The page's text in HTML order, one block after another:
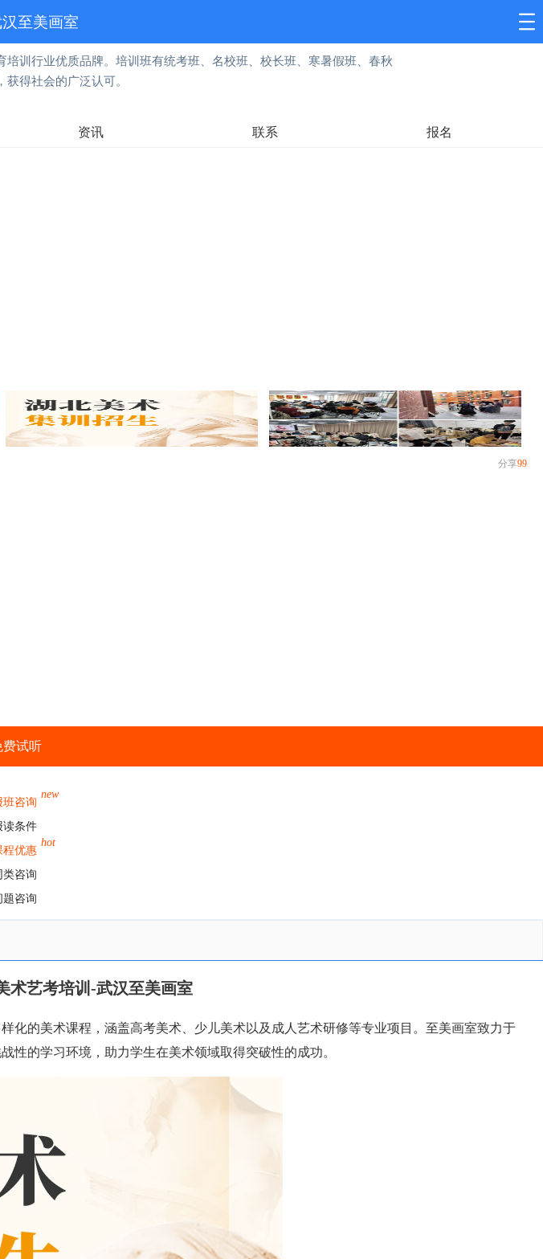
至美画室
训行业优质品牌。培训班有统考班、名校班、校长班、寒暑假班、春秋
得社会的广泛认可。
资讯 联系 报名
分享99
费试听
班咨询
new
读条件
程优惠
hot
类咨询
题咨询
术艺考培训-武汉至美画室
化的美术课程，涵盖高考美术、少儿美术以及成人艺术研修等专业项目。至美画室致力于
性的学习环境，助力学生在美术领域取得突破性的成功。